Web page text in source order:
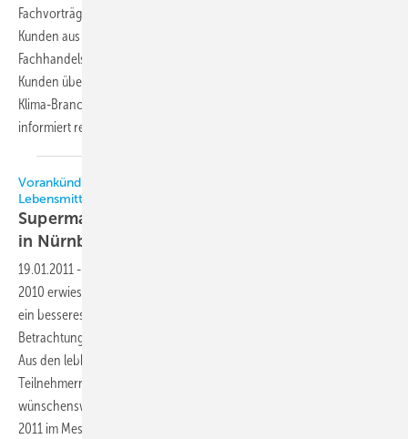
Fachvorträgen und Produktvorstellungen durch. Zielgruppe sind die
Kunden aus Fachhandwerk, Planung und Anlagenbau. Das
Fachhandelsunternehmen sieht es als eine seiner Hauptaufgaben, die
Kunden über technische Entwicklungen und Neuheiten in der Kälte-
Klima-Branche auf dem Laufenden zu halten. Unter dem Motto Reiss
informiert referieren erfahrene Praktiker über folgende
Vorankündigung: Kälte- und Wärmeerzeugung im
Lebensmitteleinzelhandel
Supermarkt-Symposium am 5. und 6. April 2011
in Nürnberg
19.01.2011 -
2010 erwies sich als ausgezeichnete Kommunikationsplattform, um
ein besseres gegenseitiges Verständnis für eine ganzheitliche
Betrachtungsweise des Gesamtkomplexes Supermarkt zu erlangen.
Aus den lebhaften Diskussionen und Gesprächen mit den
Teilnehmern war erkennbar, dass eine Weiterführung dieser Tagung
wünschenswert wäre. Daher hat der ZVKKW für den 5. und 6. April
2011 im Messezentrum Nürnberg das 2. Supermarkt-Symposium